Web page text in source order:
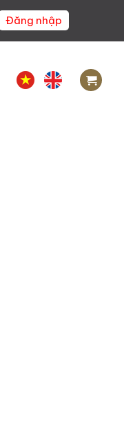
Đăng nhập